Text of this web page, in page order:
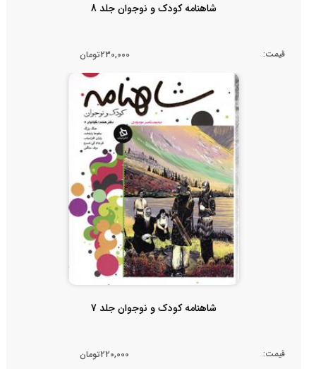
شاهنامه کودک و نوجوان جلد 8
قیمت: 230,000تومان
شاهنامه کودک و نوجوان جلد 7
قیمت: 220,000تومان